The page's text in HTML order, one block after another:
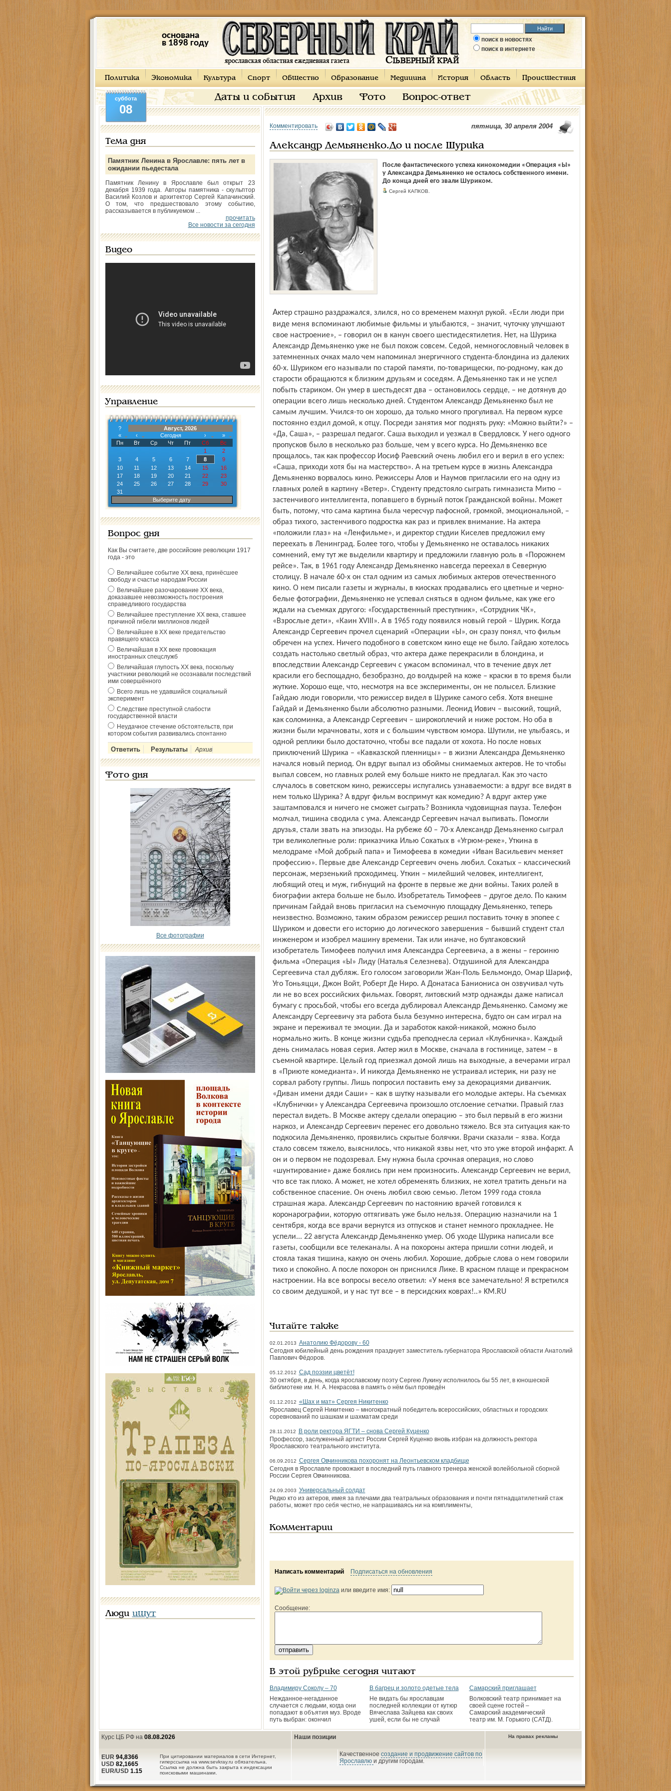
основана
в 1898 году
поиск в новостях
поиск в интернете
Политика Экономика Культура Спорт Общество Образование Медицина История Область Происшествия
Даты и события Архив Фото Вопрос-ответ
суббота
08
Тема дня
Памятник Ленина в Ярославле: пять лет в
ожидании пьедестала
Памятник Ленину в Ярославле был открыт 23
декабря 1939 года. Авторы памятника - скульптор
Василий Козлов и архитектор Сергей Капачинский.
О том, что предшествовало этому событию,
рассказывается в публикуемом ...
прочитать
Все новости за сегодня
Видео
Управление
?
Август, 2026
«
‹ Сегодня ›
»
Пн
Вт Ср Чт Пт Сб
Вс
1
2
3
4 5 6 7 8
9
10
11 12 13 14 15
16
17
18 19 20 21 22
23
24
25 26 27 28 29
30
31
Выберите дату
Вопрос дня
Как Вы считаете, две российские революции 1917
года - это
Величайшее событие ХХ века, принёсшее
свободу и счастье народам России
Величайшее разочарование ХХ века,
доказавшее невозможность построения
справедливого государства
Величайшее преступление ХХ века, ставшее
причиной гибели миллионов людей
Величайшее в ХХ веке предательство
правящего класса
Величайшая в ХХ веке провокация
иностранных спецслужб
Величайшая глупость ХХ века, поскольку
участники революций не осознавали последствий
ими совершённого
Всего лишь не удавшийся социальный
эксперимент
Следствие преступной слабости
государственной власти
Неудачное стечение обстоятельств, при
котором события развивались спонтанно
Архив
Фото дня
Все фотографии
Люди ищут
Комментировать пятница, 30 апреля 2004
Александр Демьяненко.До и после Шурика
После фантастического успеха кинокомедии «Операция «Ы»
у Александра Демьяненко не осталось собственного имени.
До конца дней его звали Шуриком.
Сергей КАПКОВ.
Актер страшно раздражался, злился, но со временем махнул рукой. «Если люди при
виде меня вспоминают любимые фильмы и улыбаются, – значит, чуточку улучшают
свое настроение», – говорил он в канун своего шестидесятилетия. Нет, на Шурика
Александр Демьяненко уже не был похож совсем. Седой, немногословный человек в
затемненных очках мало чем напоминал энергичного студента-блондина из далеких
60-х. Шуриком его называли по старой памяти, по-товарищески, по-родному, как до
старости обращаются к близким друзьям и соседям. А Демьяненко так и не успел
побыть стариком. Он умер в шестьдесят два – остановилось сердце, – не дотянув до
операции всего лишь несколько дней. Студентом Александр Демьяненко был не
самым лучшим. Учился-то он хорошо, да только много прогуливал. На первом курсе
постоянно ездил домой, к отцу. Посреди занятия мог поднять руку: «Можно выйти?» –
«Да, Саша», – разрешал педагог. Саша выходил и уезжал в Свердловск. У него одного
пропусков было в несколько раз больше, чем у всего курса. Но Демьяненко все
прощалось, так как профессор Иосиф Раевский очень любил его и верил в его успех:
«Саша, приходи хотя бы на мастерство». А на третьем курсе в жизнь Александра
Демьяненко ворвалось кино. Режиссеры Алов и Наумов пригласили его на одну из
главных ролей в картину «Ветер». Студенту предстояло сыграть гимназиста Митю –
застенчивого интеллигента, попавшего в бурный поток Гражданской войны. Может
быть, потому, что сама картина была чересчур пафосной, громкой, эмоциональной, –
образ тихого, застенчивого подростка как раз и привлек внимание. На актера
«положили глаз» на «Ленфильме», и директор студии Киселев предложил ему
переехать в Ленинград. Более того, чтобы у Демьяненко не оставалось никаких
сомнений, ему тут же выделили квартиру и предложили главную роль в «Порожнем
рейсе». Так, в 1961 году Александр Демьяненко навсегда переехал в Северную
столицу. В начале 60-х он стал одним из самых любимых актеров отечественного
кино. О нем писали газеты и журналы, в киосках продавались его цветные и черно-
белые фотографии, Демьяненко не успевал сняться в одном фильме, как уже его
ждали на съемках другого: «Государственный преступник», «Сотрудник ЧК»,
«Взрослые дети», «Каин XVIII». А в 1965 году появился новый герой – Шурик. Когда
Александр Сергеевич прочел сценарий «Операции «Ы», он сразу понял, что фильм
обречен на успех. Ничего подобного в советском кино еще не было. Гайдаю хотелось
создать настолько светлый образ, что актера даже перекрасили в блондина, и
впоследствии Александр Сергеевич с ужасом вспоминал, что в течение двух лет
красили его беспощадно, безобразно, до волдырей на коже – краски в то время были
жуткие. Хорошо еще, что, несмотря на все эксперименты, он не полысел. Близкие
Гайдаю люди говорили, что режиссер видел в Шурике самого себя. Хотя внешне
Гайдай и Демьяненко были абсолютно разными. Леонид Иович – высокий, тощий,
как соломинка, а Александр Сергеевич – широкоплечий и ниже ростом. Но оба в
жизни были мрачноваты, хотя и с большим чувством юмора. Шутили, не улыбаясь, и
одной реплики было достаточно, чтобы все падали от хохота. Но после новых
приключений Шурика – «Кавказской пленницы» – в жизни Александра Демьяненко
начался новый период. Он вдруг выпал из обоймы снимаемых актеров. Не то чтобы
выпал совсем, но главных ролей ему больше никто не предлагал. Как это часто
случалось в советском кино, режиссеры испугались узнаваемости: а вдруг все видят в
нем только Шурика? А вдруг фильм воспримут как комедию? А вдруг актер уже
заштамповался и ничего не сможет сыграть? Возникла чудовищная пауза. Телефон
молчал, тишина сводила с ума. Александр Сергеевич начал выпивать. Помогли
друзья, стали звать на эпизоды. На рубеже 60 – 70-х Александр Демьяненко сыграл
три великолепные роли: приказчика Илью Сохатых в «Угрюм-реке», Уткина в
мелодраме «Мой добрый папа» и Тимофеева в комедии «Иван Васильевич меняет
профессию». Первые две Александр Сергеевич очень любил. Сохатых – классический
персонаж, мерзенький проходимец. Уткин – милейший человек, интеллигент,
любящий отец и муж, гибнущий на фронте в первые же дни войны. Таких ролей в
биографии актера больше не было. Изобретатель Тимофеев – другое дело. По каким
причинам Гайдай вновь пригласил на съемочную площадку Демьяненко, теперь
неизвестно. Возможно, таким образом режиссер решил поставить точку в эпопее с
Шуриком и довести его историю до логического завершения – бывший студент стал
инженером и изобрел машину времени. Так или иначе, но булгаковский
изобретатель Тимофеев получил имя Александра Сергеевича, а в жены – героиню
фильма «Операция «Ы» Лиду (Наталья Селезнева). Отдушиной для Александра
Сергеевича стал дубляж. Его голосом заговорили Жан-Поль Бельмондо, Омар Шариф,
Уго Тоньяцци, Джон Войт, Роберт Де Ниро. А Донатаса Баниониса он озвучивал чуть
ли не во всех российских фильмах. Говорят, литовский мэтр однажды даже написал
бумагу с просьбой, чтобы его всегда дублировал Александр Демьяненко. Самому же
Александру Сергеевичу эта работа была безумно интересна, будто он сам играл на
экране и переживал те эмоции. Да и заработок какой-никакой, можно было
нормально жить. В конце жизни судьба преподнесла сериал «Клубничка». Каждый
день снималась новая серия. Актер жил в Москве, сначала в гостинице, затем – в
съемной квартире. Целый год приезжал домой лишь на выходные, а вечерами играл
в «Приюте комедианта». И никогда Демьяненко не устраивал истерик, ни разу не
сорвал работу группы. Лишь попросил поставить ему за декорациями диванчик.
«Диван имени дяди Саши» – как в шутку называли его молодые актеры. На съемках
«Клубнички» у Александра Сергеевича произошло отслоение сетчатки. Правый глаз
перестал видеть. В Москве актеру сделали операцию – это был первый в его жизни
наркоз, и Александр Сергеевич перенес его довольно тяжело. Вся эта ситуация как-то
подкосила Демьяненко, проявились скрытые болячки. Врачи сказали – язва. Когда
стало совсем тяжело, выяснилось, что никакой язвы нет, что это уже второй инфаркт. А
он и о первом не подозревал. Ему нужна была срочная операция, но слово
«шунтирование» даже боялись при нем произносить. Александр Сергеевич не верил,
что все так плохо. А может, не хотел обременять близких, не хотел тратить деньги на
собственное спасение. Он очень любил свою семью. Летом 1999 года стояла
страшная жара. Александр Сергеевич по настоянию врачей готовился к
коронарографии, которую оттягивать уже было нельзя. Операцию назначили на 1
сентября, когда все врачи вернутся из отпусков и станет немного прохладнее. Не
успели... 22 августа Александр Демьяненко умер. Об уходе Шурика написали все
газеты, сообщили все телеканалы. А на похороны актера пришли сотни людей, и
стояла такая тишина, какую он очень любил. Хорошие, добрые слова о нем говорили
тихо и спокойно. А после похорон он приснился Лике. В красном плаще и прекрасном
настроении. На все вопросы весело ответил: «У меня все замечательно! Я встретился
со своим дедушкой, и у нас тут все – в персидских коврах!..» KM.RU
Читайте также
02.01.2013 Анатолию Фёдорову - 60
Сегодня юбилейный день рождения празднует заместитель губернатора Ярославской области Анатолий
Павлович Фёдоров.
05.12.2012 Сад поэзии цветёт!
30 октября, в день, когда ярославскому поэту Сергею Лукину исполнилось бы 55 лет, в юношеской
библиотеке им. Н. А. Некрасова в память о нём был проведён
01.12.2012 «Шах и мат» Сергея Никитенко
Ярославец Сергей Никитенко – многократный победитель всероссийских, областных и городских
соревнований по шашкам и шахматам среди
28.11.2012
В роли ректора ЯГТИ – снова Сергей Куценко
Профессор, заслуженный артист России Сергей Куценко вновь избран на должность ректора
Ярославского театрального инсти­тута.
06.09.2012 Сергея Овчинникова похоронят на Леонтьевском кладбище
Сегодня в Ярославле провожают в последний путь главного тренера женской волейбольной сборной
России Сергея Овчинникова.
24.09.2003 Универсальный солдат
Редко кто из актеров, имея за плечами два театральных образования и почти пятнадцатилетний стаж
работы, может про себя честно, не напрашиваясь ни на комплименты,
Комментарии
Написать комментарий Подписаться на обновления
или введите имя:
Сообщение:
В этой рубрике сегодня читают
Владимиру Соколу – 70
Нежданное-негаданное
случается с людьми, когда они
попадают в объятия муз. Вроде
путь выбран: окончил
В багрец и золото одетые тела
Не видать бы ярославцам
последней коллекции от кутюр
Вячеслава Зайцева как своих
ушей, если бы не случай
Самарский приглашает
Волковский театр принимает на
своей сцене гостей –
Самарский академический
театр им. М. Горького (САТД).
Курс ЦБ РФ на 08.08.2026
При цитировании материалов в сети Интернет,
гиперссылка на www.sevkray.ru обязательна.
Ссылка не должна быть закрыта к индексации
поисковыми машинами.
EUR 94,8366
USD 82,1665
EUR/USD 1.15
Наши позиции
Качественное создание и продвижение сайтов по
Ярославлю и другим городам.
На правах рекламы